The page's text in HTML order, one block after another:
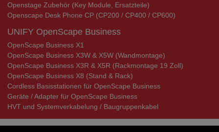
Openstage Zubehör (Key Module, Ersatzteile)
Openscape Desk Phone CP (CP200 / CP400 / CP600)
UNIFY OpenScape Business
OpenScape Business X1
OpenScape Business X3W & X5W (Wandmontage)
OpenScape Business X3R & X5R (Rackmontage 19 Zoll)
OpenScape Business X8 (Stand & Rack)
Cordless Basisstationen für OpenScape Business
Geräte / Adapter für OpenScape Business
HVT und Systemverkabelung / Baugruppenkabel